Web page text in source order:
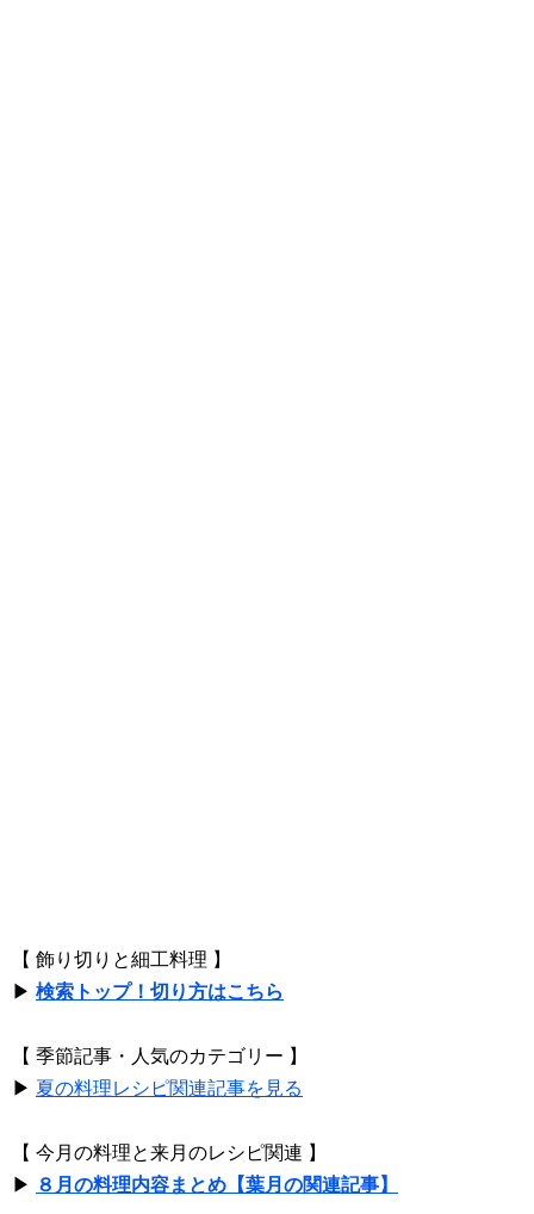
【 飾り切りと細工料理 】
▶ 検索トップ！切り方はこちら
【 季節記事・人気のカテゴリー 】
▶ 夏の料理レシピ関連記事を見る
【 今月の料理と来月のレシピ関連 】
▶ ８月の料理内容まとめ【葉月の関連記事】